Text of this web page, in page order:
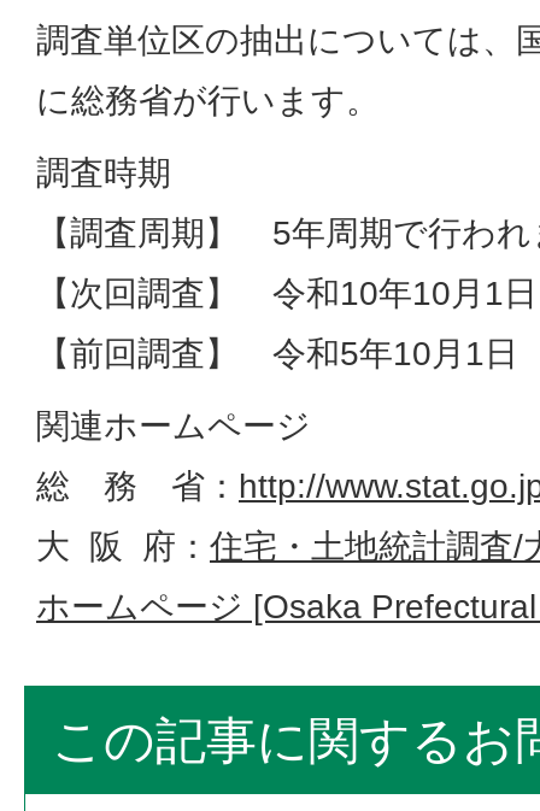
調査単位区の抽出については、
に総務省が行います。
調査時期
【調査周期】 5年周期で行わ
【次回調査】 令和10年10月1
【前回調査】 令和5年10月1日
関連ホームページ
総 務 省： http://
大 阪 府： 住宅・土地統計調査
ホームページ [Osaka
この記事に関するお